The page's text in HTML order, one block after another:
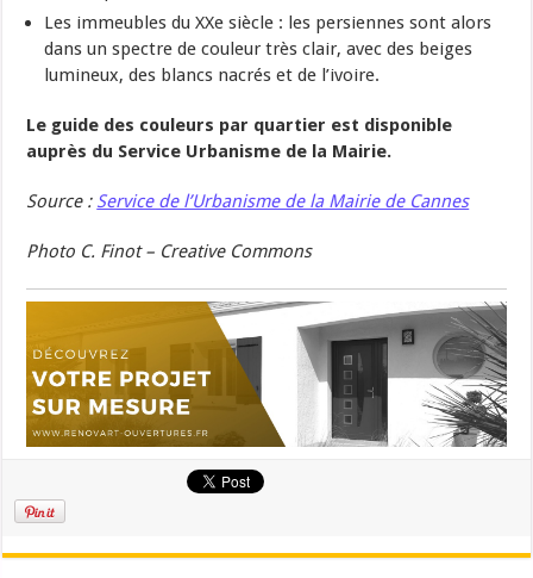
Les immeubles du XXe siècle : les persiennes sont alors
dans un spectre de couleur très clair, avec des beiges
lumineux, des blancs nacrés et de l’ivoire.
Le guide des couleurs par quartier est disponible
auprès du Service Urbanisme de la Mairie.
Source : Service de l’Urbanisme de la Mairie de Cannes
Photo C. Finot – Creative Commons